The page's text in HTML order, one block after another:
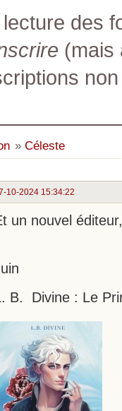
lecture des
(mais
» Céleste
10-2024 15:34:22
un nouvel
B. Divine : Le